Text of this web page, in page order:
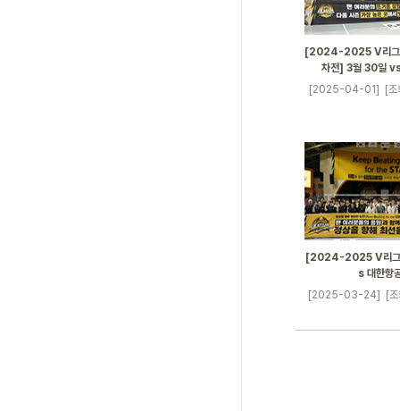
[2024-2025 V리그
차전] 3월 30일
[2025-04-01]
[
[2024-2025 V리그
s 대한항
[2025-03-24]
[